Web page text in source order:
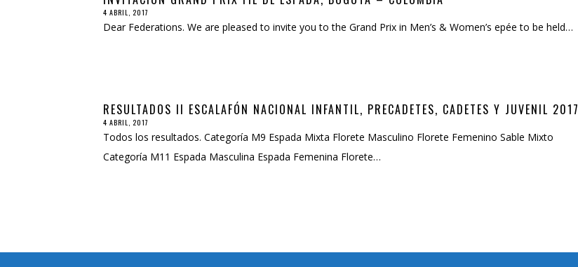
4 ABRIL, 2017
Dear Federations. We are pleased to invite you to the Grand Prix in Men’s & Women’s epée to be held…
RESULTADOS II ESCALAFÓN NACIONAL INFANTIL, PRECADETES, CADETES Y JUVENIL 2017
4 ABRIL, 2017
Todos los resultados. Categoría M9 Espada Mixta Florete Masculino Florete Femenino Sable Mixto
Categoría M11 Espada Masculina Espada Femenina Florete…